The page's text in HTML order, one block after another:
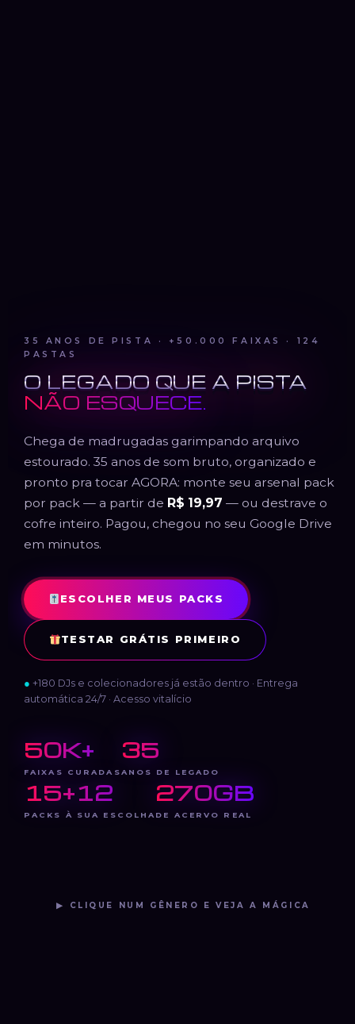
35 ANOS DE PISTA · +50.000 FAIXAS · 124
PASTAS
O LEGADO QUE A PISTA
NÃO ESQUECE.
Chega de madrugadas garimpando arquivo
estourado. 35 anos de som bruto, organizado e
pronto pra tocar AGORA: monte seu arsenal pack
por pack — a partir de R$ 19,97 — ou destrave o
cofre inteiro. Pagou, chegou no seu Google Drive
em minutos.
ESCOLHER MEUS PACKS
TESTAR GRÁTIS PRIMEIRO
● +180 DJs e colecionadores já estão dentro · Entrega
automática 24/7 · Acesso vitalício
50K+
FAIXAS CURADAS
35
ANOS DE LEGADO
15+12
PACKS À SUA ESCOLHA
270GB
DE ACERVO REAL
▶ CLIQUE NUM GÊNERO E VEJA A MÁGICA